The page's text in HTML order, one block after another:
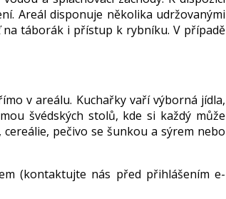
Areál disponuje několika udržovanými
táborák i přístup k rybníku. V případě
v areálu. Kuchařky vaří výborná jídla,
švédských stolů, kde si každý může
pečivo se šunkou a sýrem nebo
(kontaktujte nás před přihlášením e-